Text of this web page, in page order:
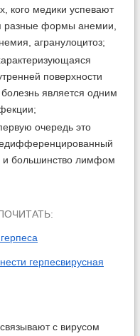
кого медики успевают
разные формы анемии,
агранулоцитоз;
поверхности
является одним
очередь это
и большинство лимфом
герпесвирусная
с вирусом